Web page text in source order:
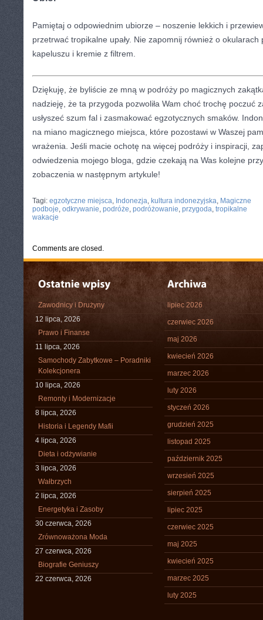
Pamiętaj o odpowiednim ubiorze – noszenie lekkich i
przetrwać tropikalne upały. Nie zapomnij również o okularach
kapeluszu i kremie z​ filtrem.
Dziękuję, że‍ byliście ze mną w podróży po magicznych
nadzieję, ⁢że ta przygoda pozwoliła Wam choć trochę poczuć
usłyszeć szum fal i zasmakować egzotycznych smaków.
na miano magicznego miejsca, które pozostawi ⁤w Waszej
wrażenia. Jeśli‌ macie⁣ ochotę na⁤ więcej podróży i inspiracji,
odwiedzenia mojego bloga, gdzie czekają na ⁢Was ‌kolejne‍
zobaczenia w następnym⁤ artykule!
Tagi: egzotyczne miejsca, Indonezja, kultura indonezyjska, Magiczne
podboje, odkrywanie, podróże, podróżowanie, przygoda, tropikalne
wakacje
Comments are closed.
Zawodnicy i Drużyny
12 lipca, 2026
Prawo i Finanse
11 lipca, 2026
Samochody Zabytkowe – Poradniki
Kolekcjonera
10 lipca, 2026
Remonty i Modernizacje
8 lipca, 2026
Historia i Legendy Mafii
4 lipca, 2026
Dieta i odżywianie
3 lipca, 2026
Wałbrzych
2 lipca, 2026
Energetyka i Zasoby
30 czerwca, 2026
Zrównoważona Moda
27 czerwca, 2026
Biografie Geniuszy
22 czerwca, 2026
lipiec 2026
czerwiec 2026
maj 2026
kwiecień 2026
marzec 2026
luty 2026
styczeń 2026
grudzień 2025
listopad 2025
październik 2025
wrzesień 2025
sierpień 2025
lipiec 2025
czerwiec 2025
maj 2025
kwiecień 2025
marzec 2025
luty 2025